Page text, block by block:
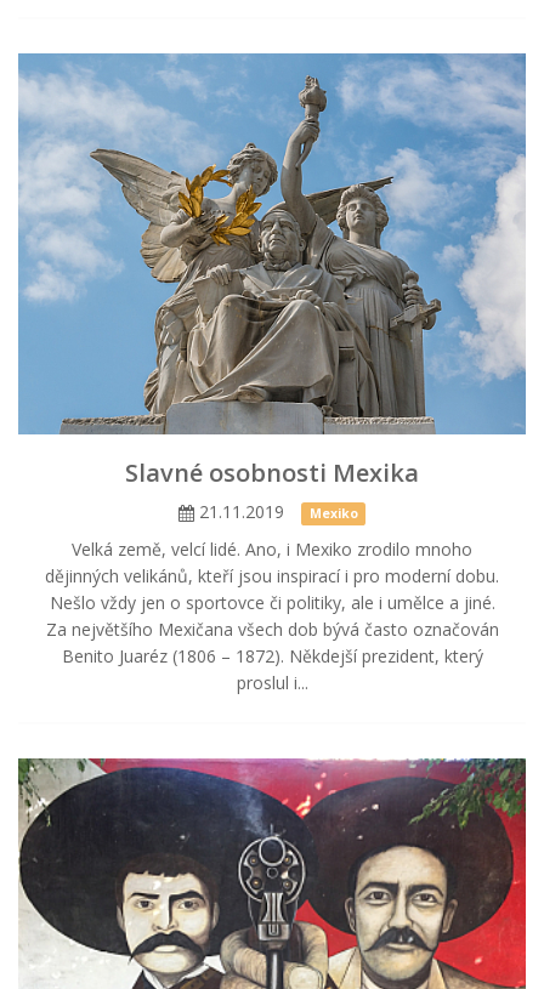
Slavné osobnosti Mexika
21.11.2019 Mexiko
Velká země, velcí lidé. Ano, i Mexiko zrodilo mnoho
dějinných velikánů, kteří jsou inspirací i pro moderní dobu.
Nešlo vždy jen o sportovce či politiky, ale i umělce a jiné.
Za největšího Mexičana všech dob bývá často označován
Benito Juaréz (1806 – 1872). Někdejší prezident, který
proslul i...